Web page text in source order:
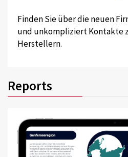
Finden Sie über die neuen
und unkompliziert Kontakte
Herstellern.
Reports